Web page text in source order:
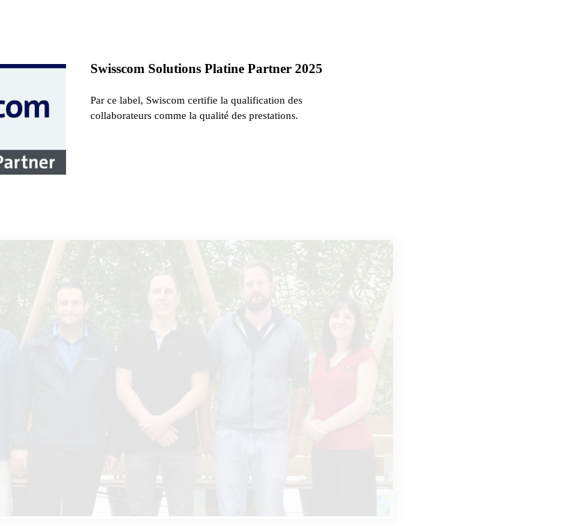
Swisscom Solutions Platine Partner 2025
Par ce label, Swiscom certifie la qualification des
collaborateurs comme la qualité des prestations.